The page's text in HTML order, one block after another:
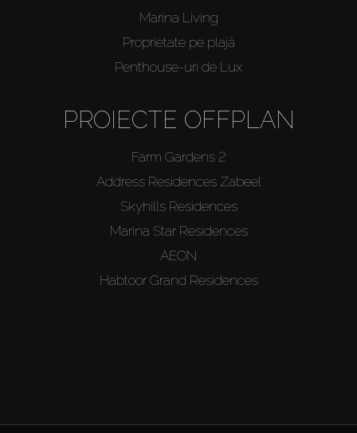
Marina Living
Proprietate pe plajă
Penthouse-uri de Lux
PROIECTE OFFPLAN
Farm Gardens 2
Address Residences Zabeel
Skyhills Residences
Marina Star Residences
AEON
Habtoor Grand Residences